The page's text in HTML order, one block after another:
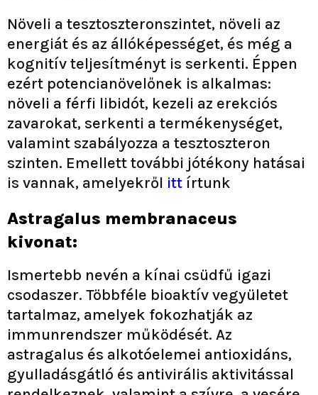
Növeli a tesztoszteronszintet, növeli az
energiát és az állóképességet, és még a
kognitív teljesítményt is serkenti. Éppen
ezért potencianövelőnek is alkalmas:
növeli a férfi libidót, kezeli az erekciós
zavarokat, serkenti a termékenységet,
valamint szabályozza a tesztoszteron
szinten. Emellett további jótékony hatásai
is vannak, amelyekről itt írtunk
Astragalus membranaceus
kivonat:
Ismertebb nevén a kínai csüdfű igazi
csodaszer. Többféle bioaktív vegyületet
tartalmaz, amelyek fokozhatják az
immunrendszer működését. Az
astragalus és alkotóelemei antioxidáns,
gyulladásgátló és antivirális aktivitással